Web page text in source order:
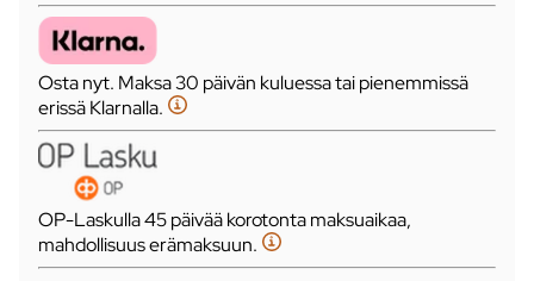
Osta nyt. Maksa 30 päivän kuluessa tai pienemmissä
erissä Klarnalla.
OP-Laskulla 45 päivää korotonta maksuaikaa,
mahdollisuus erämaksuun.